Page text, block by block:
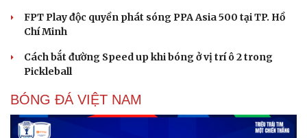
FPT Play độc quyền phát sóng PPA Asia 500 tại TP. Hồ
Chí Minh
Cách bắt đường Speed up khi bóng ở vị trí ô 2 trong
Pickleball
BÓNG ĐÁ VIỆT NAM